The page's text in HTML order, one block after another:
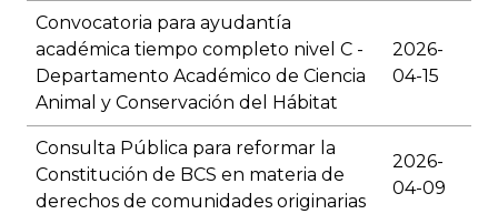
Convocatoria para ayudantía
académica tiempo completo nivel C -
Departamento Académico de Ciencia
Animal y Conservación del Hábitat
2026-
04-15
Consulta Pública para reformar la
Constitución de BCS en materia de
derechos de comunidades originarias
2026-
04-09